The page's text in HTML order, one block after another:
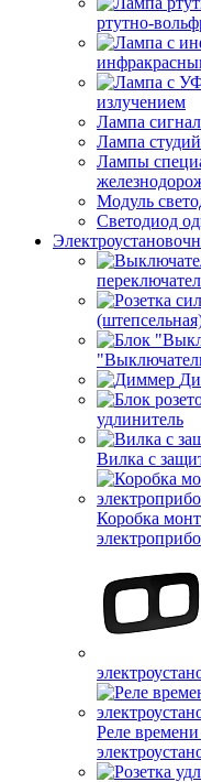
ртутно-
излучением
Лампа
Лампа
Лампы
Модуль
Светодиод
удлинитель
Вилка с
Коробка
Реле